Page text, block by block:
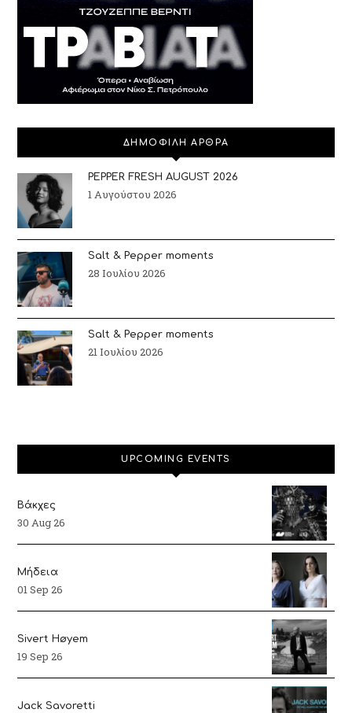
ΔΗΜΟΦΙΛΗ ΑΡΘΡΑ
PEPPER FRESH AUGUST 2026
1 Αυγούστου 2026
Salt & Pepper moments
28 Ιουλίου 2026
Salt & Pepper moments
21 Ιουλίου 2026
UPCOMING EVENTS
Βάκχες
30 Aug 26
Μήδεια
01 Sep 26
Sivert Høyem
19 Sep 26
Jack Savoretti